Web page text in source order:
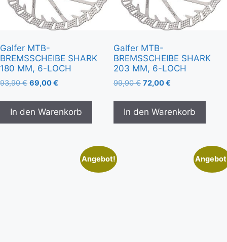
Galfer MTB-
BREMSSCHEIBE SHARK
180 MM, 6-LOCH
93,90€ 69,00€
In den Warenkorb
Galfer MTB-
BREMSSCHEIBE SHARK
203 MM, 6-LOCH
99,90€ 72,00€
In den Warenkorb
Angebot!